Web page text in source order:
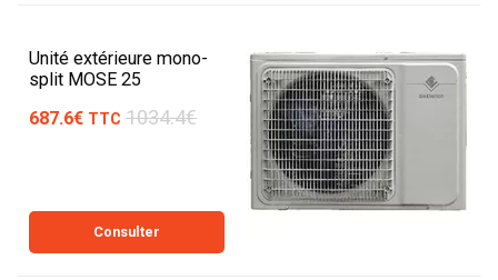
Unité extérieure mono-
split MOSE 25
687.6€ TTC 1034.4€
Consulter